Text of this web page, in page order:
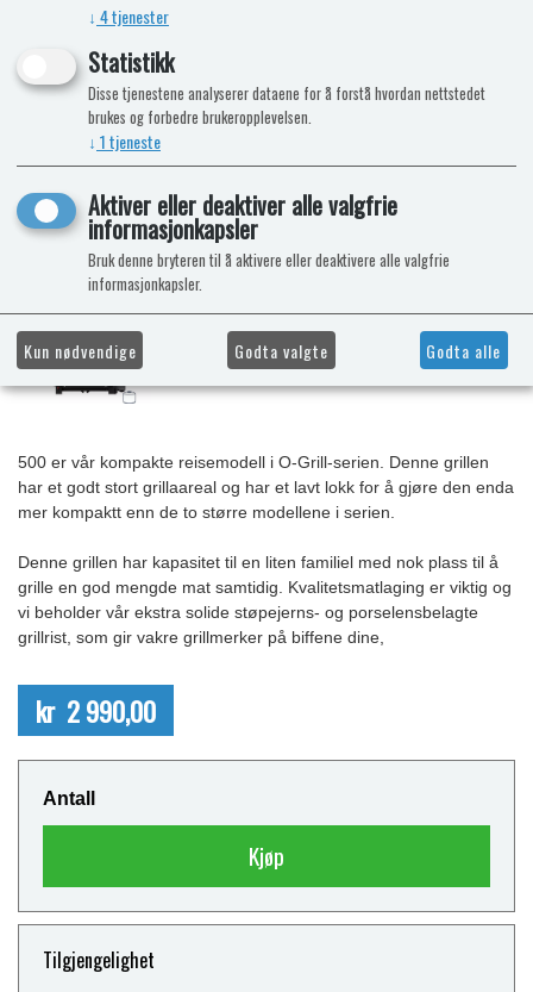
500 er vår kompakte reisemodell i O-Grill-serien. Denne grillen
har et godt stort grillaareal og har et lavt lokk for å gjøre den enda
mer kompaktt enn de to større modellene i serien.
Denne grillen har kapasitet til en liten familiel med nok plass til å
grille en god mengde mat samtidig. Kvalitetsmatlaging er viktig og
vi beholder vår ekstra solide støpejerns- og porselensbelagte
grillrist, som gir vakre grillmerker på biffene dine,
kr 2 990,00
Antall
Kjøp
Tilgjengelighet
↓ 4tjenester
Statistikk
Disse tjenestene analyserer dataene for å forstå hvordan nettstedet
brukes og forbedre brukeropplevelsen.
↓ 1tjeneste
Aktiver eller deaktiver alle valgfrie
informasjonkapsler
Bruk denne bryteren til å aktivere eller deaktivere alle valgfrie
informasjonkapsler.
Kun nødvendige Godta valgte Godta alle